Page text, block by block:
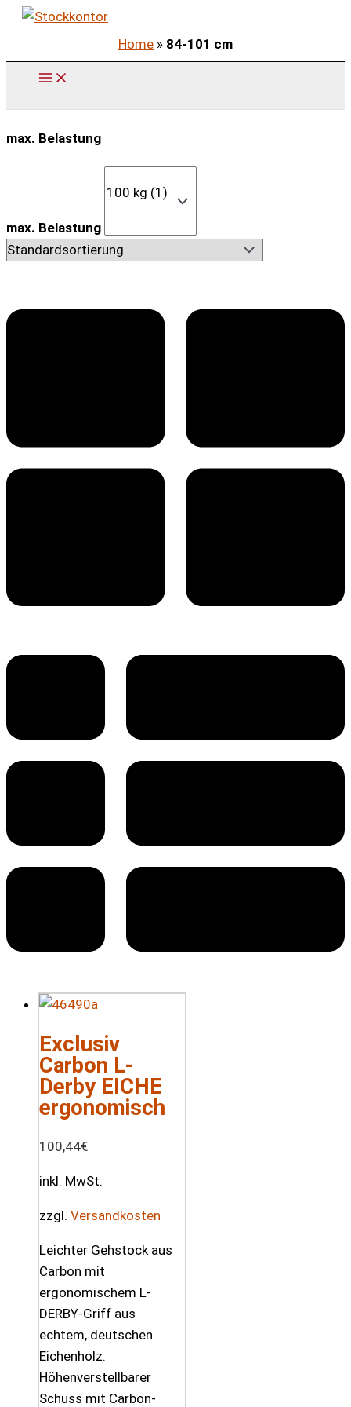
Zum
springen
Home » 84-101 cm
max. Belastung
max. Belastung
Exclusiv
Carbon L-
Derby EICHE
ergonomisch
100,44€
inkl. MwSt.
zzgl. Versandkosten
Leichter Gehstock aus
Carbon mit
ergonomischem L-
DERBY-Griff aus
echtem, deutschen
Eichenholz.
Höhenverstellbarer
Schuss mit Carbon-